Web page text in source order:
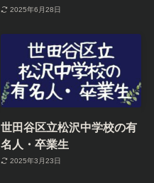
2025年6月28日
世田谷区立松沢中学校の有
名人・卒業生
2025年3月23日